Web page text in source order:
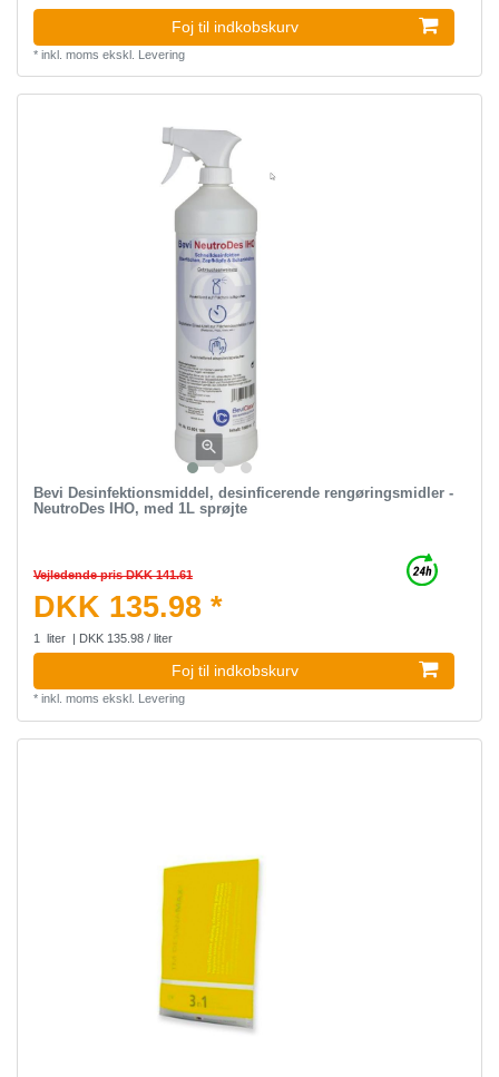
Foj til indkobskurv
* inkl. moms ekskl. Levering
Bevi Desinfektionsmiddel, desinficerende rengøringsmidler -
NeutroDes IHO, med 1L sprøjte
Vejledende pris DKK 141.61
DKK 135.98 *
1 liter | DKK 135.98 / liter
Foj til indkobskurv
* inkl. moms ekskl. Levering